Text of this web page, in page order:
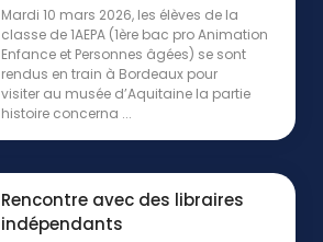
Mardi 10 mars 2026, les élèves de la
classe de 1AEPA (1ère bac pro Animation
Enfance et Personnes âgées) se sont
rendus en train à Bordeaux pour
visiter au musée d’Aquitaine la partie
histoire concerna ...
Rencontre avec des libraires
indépendants